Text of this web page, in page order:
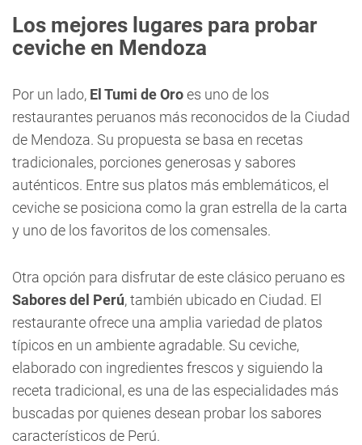
Los mejores lugares para probar
ceviche en Mendoza
Por un lado, El Tumi de Oroes uno de los
restaurantes peruanos más reconocidos de la Ciudad
de Mendoza. Su propuesta se basa en recetas
tradicionales, porciones generosas y sabores
auténticos. Entre sus platos más emblemáticos, el
ceviche se posiciona como la gran estrella de la carta
y uno de los favoritos de los comensales.
Otra opción para disfrutar de este clásico peruano es
Sabores del Perú, también ubicado en Ciudad. El
restaurante ofrece una amplia variedad de platos
típicos en un ambiente agradable. Su ceviche,
elaborado con ingredientes frescos y siguiendo la
receta tradicional, es una de las especialidades más
buscadas por quienes desean probar los sabores
característicos de Perú.